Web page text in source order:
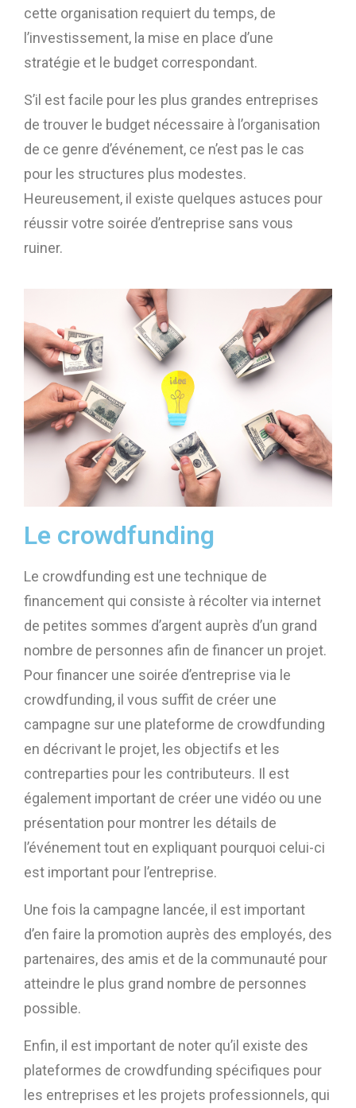
cette organisation requiert du temps, de
l’investissement, la mise en place d’une
stratégie et le budget correspondant.
S’il est facile pour les plus grandes entreprises
de trouver le budget nécessaire à l’organisation
de ce genre d’événement, ce n’est pas le cas
pour les structures plus modestes.
Heureusement, il existe quelques astuces pour
réussir votre soirée d’entreprise sans vous
ruiner.
Le crowdfunding
Le crowdfunding est une technique de
financement qui consiste à récolter via internet
de petites sommes d’argent auprès d’un grand
nombre de personnes afin de financer un projet.
Pour financer une soirée d’entreprise via le
crowdfunding, il vous suffit de créer une
campagne sur une plateforme de crowdfunding
en décrivant le projet, les objectifs et les
contreparties pour les contributeurs. Il est
également important de créer une vidéo ou une
présentation pour montrer les détails de
l’événement tout en expliquant pourquoi celui-ci
est important pour l’entreprise.
Une fois la campagne lancée, il est important
d’en faire la promotion auprès des employés, des
partenaires, des amis et de la communauté pour
atteindre le plus grand nombre de personnes
possible.
Enfin, il est important de noter qu’il existe des
plateformes de crowdfunding spécifiques pour
les entreprises et les projets professionnels, qui